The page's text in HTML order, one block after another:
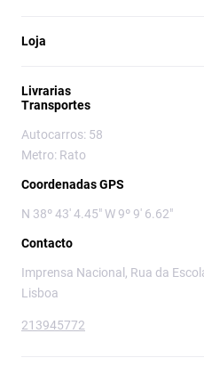
Loja
Livrarias
Transportes
Autocarros: 58
Metro: Rato
Coordenadas GPS
N 38º 43' 4.45" W 9º 9' 6.62"
Contacto
Imprensa Nacional, Rua da
Lisboa
213945772